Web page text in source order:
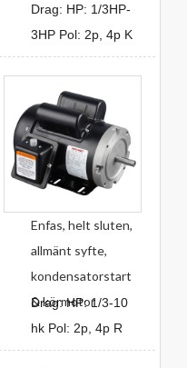
Drag: HP: 1/3HP-
3HP Pol: 2p, 4p K
Enfas, helt sluten,
allmänt syfte,
kondensatorstart
& körmotor
Drag: HP: 1/3-10
hk Pol: 2p, 4p R